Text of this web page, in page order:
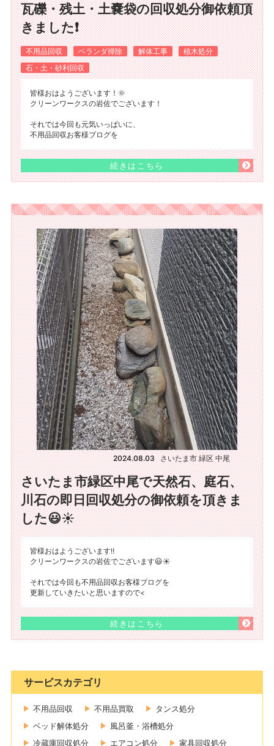
瓦礫・残土・土嚢袋の回収処分御依頼頂
きました❗
不用品回収 ベランダ掃除 解体工事
植木処分
石・土・砂利回収
皆様おはようございます！🌞
クリーンワークスの岩佐でございます！
それでは今回も元気いっぱいに、
不用品回収お客様ブログを
続きはこちら
2024.08.03 さいたま市 緑区 中尾
さいたま市緑区中尾で天然石、庭石、
川石の即日回収処分の御依頼を頂きま
した😃☀️
皆様おはようございます‼️
クリーンワークスの岩佐でございます😃☀️
それでは今回も不用品回収お客様ブログを
更新していきたいと思いますので<
続きはこちら
サービスカテゴリ
不用品回収 不用品買取
タンス処分
ベッド解体処分
風呂釜・浴槽処分
冷蔵庫回収処分
エアコン処分 家具回収処分